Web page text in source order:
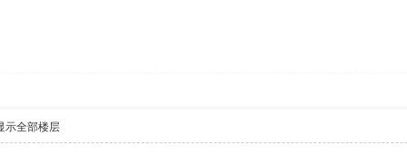
示全部楼层